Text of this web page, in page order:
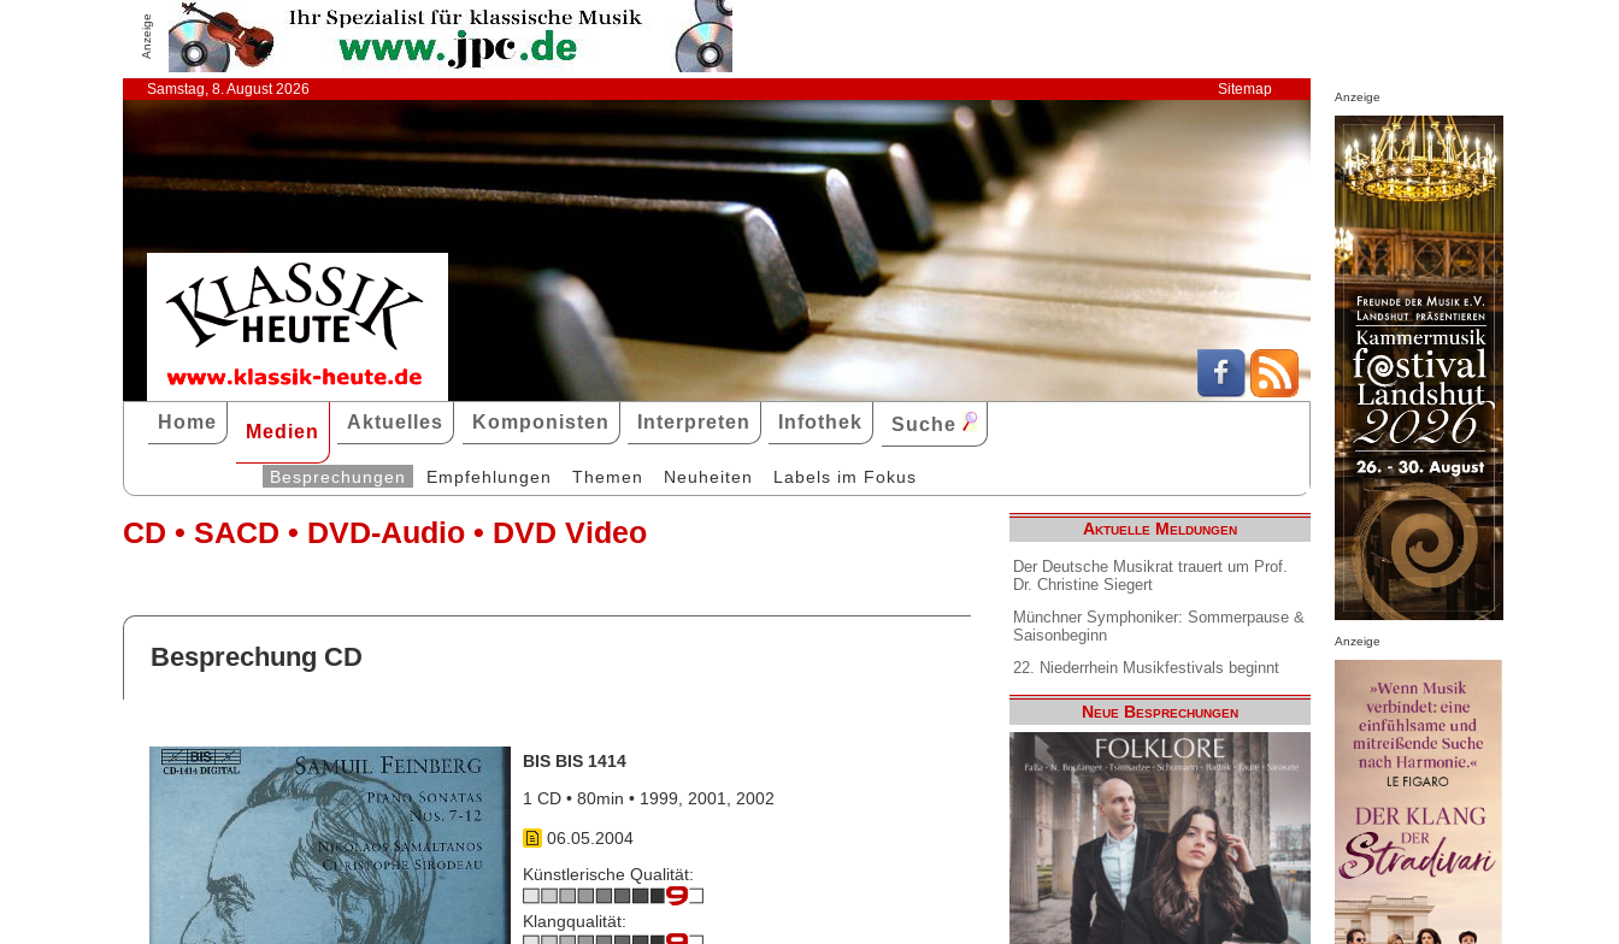
Anzeige
Samstag, 8. August 2026 Sitemap
Home Medien Aktuelles Komponisten Interpreten Infothek Suche
Besprechungen Empfehlungen Themen Neuheiten Labels im Fokus
CD • SACD • DVD-Audio • DVD Video
Besprechung CD
BIS BIS 1414
1 CD • 80min • 1999, 2001, 2002
06.05.2004
Künstlerische Qualität:
Klangqualität:
Aktuelle Meldungen
Der Deutsche Musikrat trauert um Prof.
Dr. Christine Siegert
Münchner Symphoniker: Sommerpause &
Saisonbeginn
22. Niederrhein Musikfestivals beginnt
Neue Besprechungen
Anzeige
Anzeige